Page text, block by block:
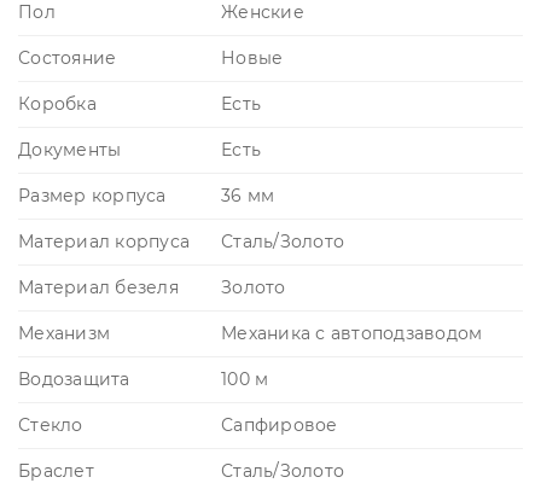
Пол Женские
Состояние Новые
Коробка Есть
Документы Есть
Размер корпуса 36 мм
Материал корпуса Сталь/Золото
Материал безеля Золото
Механизм Механика с автоподзаводом
Водозащита 100 м
Стекло Сапфировое
Браслет Сталь/Золото